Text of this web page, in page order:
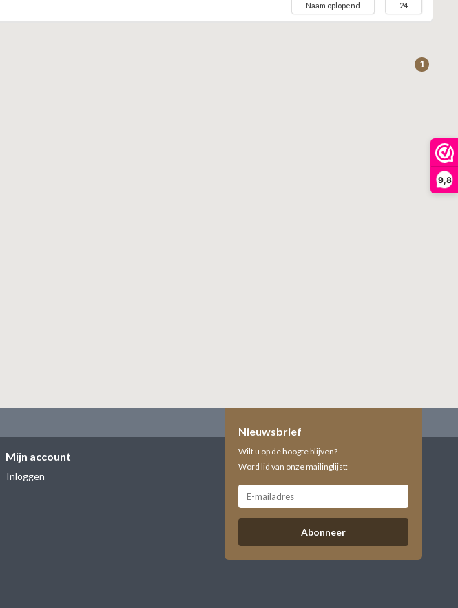
9,8
Naam oplopend 24
1
Mijn account
Inloggen
Nieuwsbrief
Wilt u op de hoogte blijven?
Word lid van onze mailinglijst:
Abonneer